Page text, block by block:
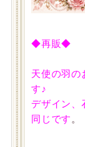
◆再販◆
天使の羽の
す♪
デザイン、
同じです 。